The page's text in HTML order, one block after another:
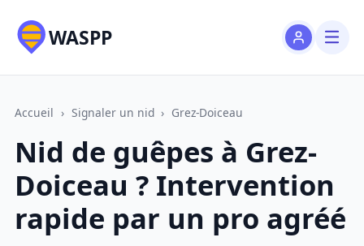
WASPP
Accueil › Signaler un nid › Grez-Doiceau
Nid de guêpes à Grez-
Doiceau ? Intervention
rapide par un pro agréé